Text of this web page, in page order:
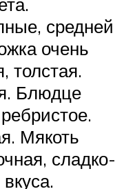
средней
очень
толстая.
Блюдце
Мякоть
сладко-